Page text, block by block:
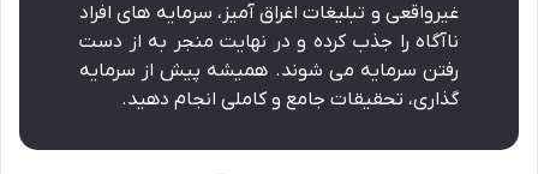
غیرواقعی و تبلیغات اغراق آمیز، سرمایه های افراد
ناآگاه را جذب کرده و در نهایت منجر به از دست
رفتن سرمایه می شوند. همیشه پیش از سرمایه
گذاری، تحقیقات جامع و کاملی انجام دهید.